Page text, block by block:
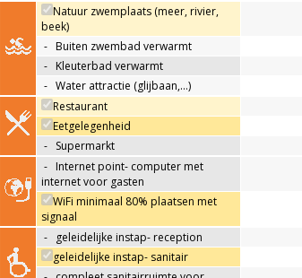
Natuur zwemplaats (meer, rivier,
beek)
- Buiten zwembad verwarmt
- Kleuterbad verwarmt
- Water attractie (glijbaan,…)
Restaurant
Eetgelegenheid
- Supermarkt
- Internet point- computer met
internet voor gasten
WiFi minimaal 80% plaatsen met
signaal
- geleidelijke instap- reception
geleidelijke instap- sanitair